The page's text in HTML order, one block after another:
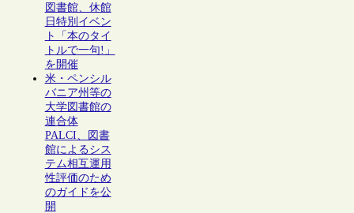
図書館、休館
日特別イベン
ト「本のタイ
トルで一句!」
を開催
米・ペンシル
バニア州等の
大学図書館の
連合体
PALCI、図書
館によるシス
テム相互運用
性評価のため
のガイドを公
開